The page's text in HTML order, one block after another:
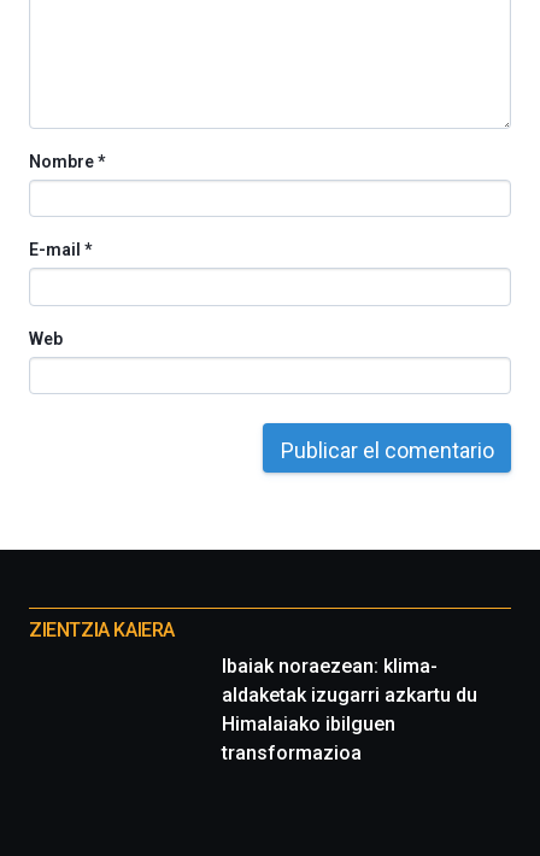
Nombre*
E-mail *
Web
proyectos
ZIENTZIA KAIERA
Ibaiak noraezean: klima-
aldaketak izugarri azkartu du
Himalaiako ibilguen
transformazioa